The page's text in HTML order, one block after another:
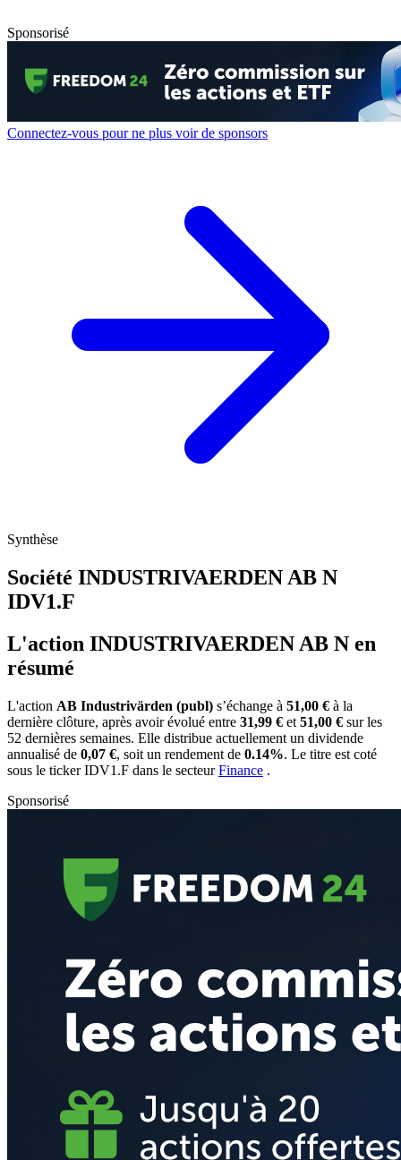
Sponsorisé
Connectez-vous pour ne plus voir de sponsors
Synthèse
Société INDUSTRIVAERDEN AB N
IDV1.F
L'action INDUSTRIVAERDEN AB N en
résumé
L'action AB Industrivärden (publ) s’échange à 51,00 € à la
dernière clôture, après avoir évolué entre 31,99 € et 51,00 € sur les
52 dernières semaines. Elle distribue actuellement un dividende
annualisé de 0,07 €, soit un rendement de 0.14%. Le titre est coté
sous le tickerIDV1.F dans le secteurFinance .
Sponsorisé